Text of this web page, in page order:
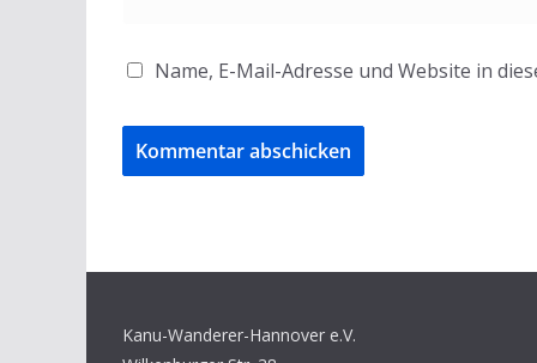
Name, E-Mail-Adresse und Website in
Kanu-Wanderer-Hannover e.V.